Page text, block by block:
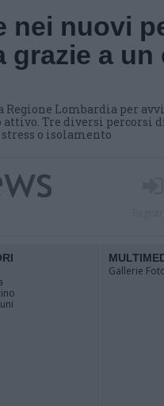
nei nuovi
grazie a
Regione Lombardia per
Tre diversi percorsi
o isolamento
Gallerie